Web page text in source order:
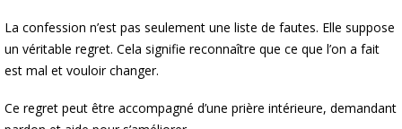
La confession n’est pas seulement une liste de fautes. Elle suppose
un véritable regret. Cela signifie reconnaître que ce que l’on a fait
est mal et vouloir changer.
Ce regret peut être accompagné d’une prière intérieure, demandant